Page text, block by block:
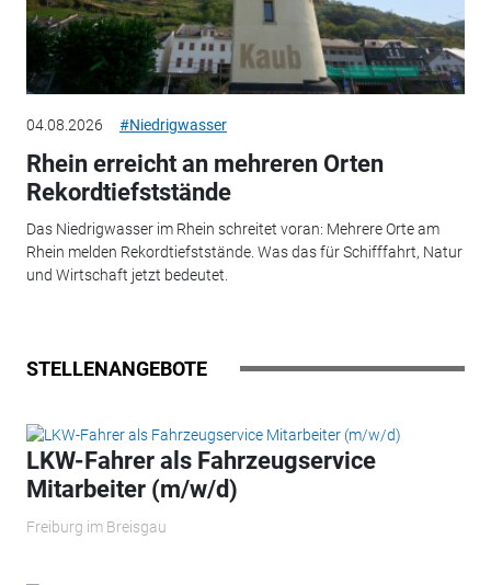
04.08.2026 #Niedrigwasser
Rhein erreicht an mehreren Orten
Rekordtiefststände
Das Niedrigwasser im Rhein schreitet voran: Mehrere Orte am
Rhein melden Rekordtiefststände. Was das für Schifffahrt, Natur
und Wirtschaft jetzt bedeutet.
STELLENANGEBOTE
LKW-Fahrer als Fahrzeugservice
Mitarbeiter (m/w/d)
Freiburg im Breisgau